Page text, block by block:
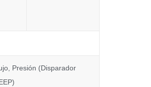
Presión (Disparador